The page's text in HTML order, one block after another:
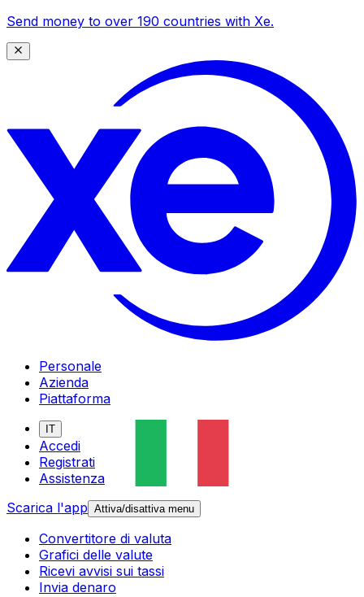
Send money to over 190 countries with Xe.
Personale
Azienda
Piattaforma
IT
Accedi
Registrati
Assistenza
Scarica l'app Attiva/disattiva menu
Convertitore di valuta
Grafici delle valute
Ricevi avvisi sui tassi
Invia denaro